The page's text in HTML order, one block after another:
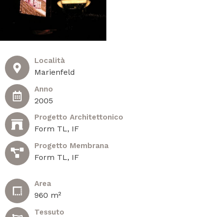
Località
Marienfeld
Anno
2005
Progetto Architettonico
Form TL, IF
Progetto Membrana
Form TL, IF
Area
960 m²
Tessuto